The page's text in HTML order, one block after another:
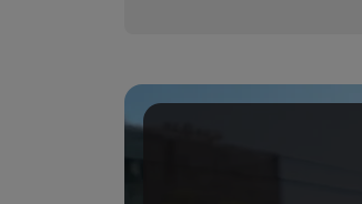
Planilla de servicio